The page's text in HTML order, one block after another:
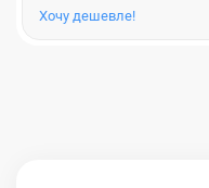
Хочу дешевле!